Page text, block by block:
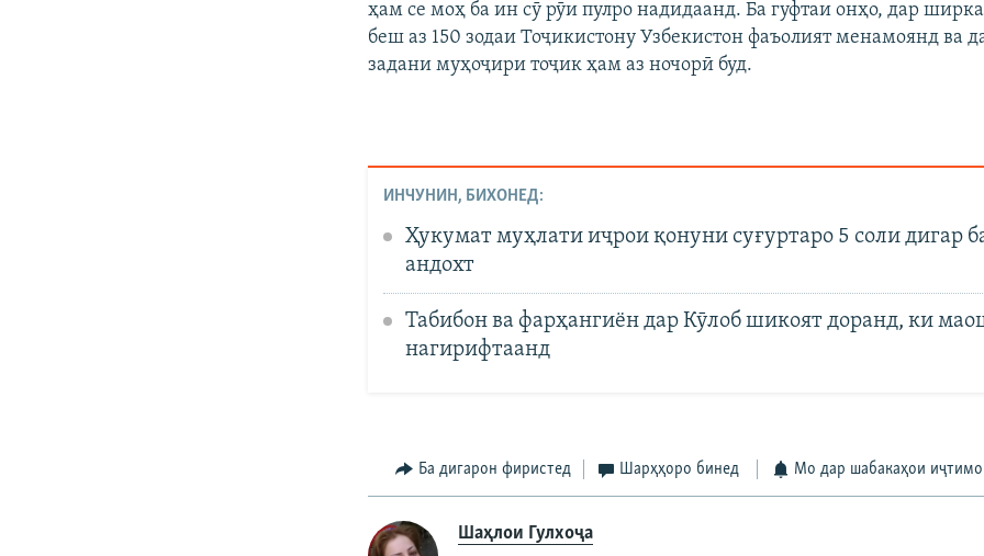
ҳам се моҳ ба ин сӯ рӯи пулро надидаанд. Ба гуфтаи онҳо, дар
беш аз 150 зодаи Тоҷикистону Узбекистон фаъолият менамоянд ва
задани муҳоҷири тоҷик ҳам аз ночорӣ буд.
ИНЧУНИН, БИХОНЕД:
Ҳукумат муҳлати иҷрои қонуни суғуртаро 5 соли дигар
андохт
Табибон ва фарҳангиён дар Кӯлоб шикоят доранд, ки
нагирифтаанд
Ба дигарон фиристед Шарҳҳоро бинед Мо дар шабакаҳои
Шаҳлои Гулхоҷа